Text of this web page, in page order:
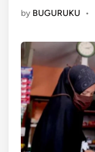
by BUGURUKU •